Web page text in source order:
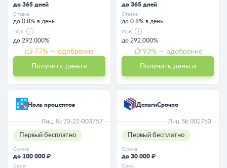
до 365 дней
Ставка
до 0.8% в день
ПСК
до 292.000%
77% — одобрение
Получить деньги
до 365 дней
Ставка
до 0.8% в день
ПСК
до 292.000%
93% — одобрение
Получить деньги
Ноль процентов
Лиц. № 73-22-003757
Первый бесплатно
Сумма
до 100 000 ₽
Срок
ДеньгиСрочно
Лиц. № 002763
Первый бесплатно
Сумма
до 30 000 ₽
Срок